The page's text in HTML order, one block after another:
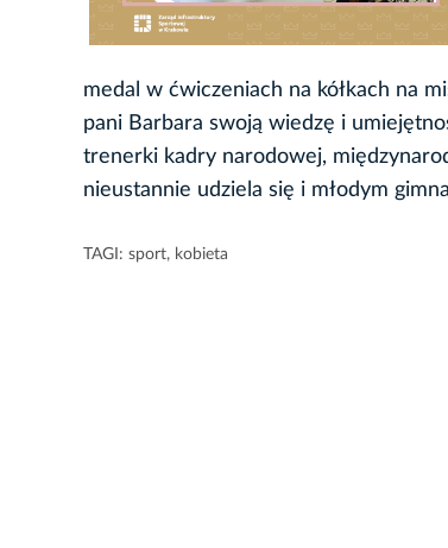
medal w ćwiczeniach na kółkach na
pani Barbara swoją wiedzę i
trenerki kadry narodowej,
nieustannie udziela się i młodym
TAGI: sport, kobieta